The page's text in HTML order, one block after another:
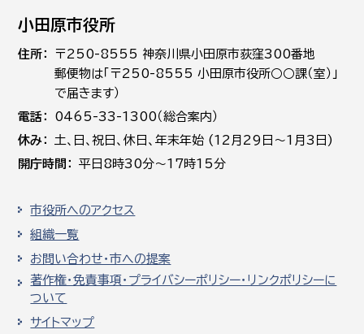
小田原市役所
住所
〒250-8555 神奈川県小田原市荻窪300番地
郵便物は「〒250-8555 小田原市役所○○課（室）」
で届きます）
電話
0465-33-1300（総合案内）
休み
土､日､祝日、休日、年末年始 (12月29日～1月3日)
開庁時間
平日8時30分～17時15分
市役所へのアクセス
組織一覧
お問い合わせ・市への提案
著作権・免責事項・プライバシーポリシー・リンクポリシーに
ついて
サイトマップ